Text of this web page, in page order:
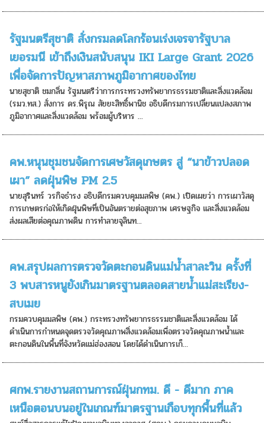
รัฐมนตรีสุชาติ สั่งกรมลดโลกร้อนเร่งเจรจารัฐบาล
เยอรมนี เข้าถึงเงินสนับสนุน IKI Large Grant 2026
เพื่อจัดการปัญหาสภาพภูมิอากาศของไทย
นายสุชาติ ชมกลิ่น รัฐมนตรีว่าการกระทรวงทรัพยากรธรรมชาติและสิ่งแวดล้อม
(รมว.ทส.) สั่งการ ดร.พิรุณ สัยยะสิทธิ์พานิช อธิบดีกรมการเปลี่ยนแปลงสภาพ
ภูมิอากาศและสิ่งแวดล้อม พร้อมผู้บริหาร ...
คพ.หนุนชุมชนจัดการเศษวัสดุเกษตร สู่ “นาข้าวปลอด
เผา” ลดฝุ่นพิษ PM 2.5
นายสุรินทร์ วรกิจธำรง อธิบดีกรมควบคุมมลพิษ (คพ.) เปิดเผยว่า การเผาวัสดุ
การเกษตรก่อให้เกิดฝุ่นพิษที่เป็นอันตรายต่อสุขภาพ เศรษฐกิจ และสิ่งแวดล้อม
ส่งผลเสียต่อคุณภาพดิน การทำลายจุลินท...
คพ.สรุปผลการตรวจวัดตะกอนดินแม่น้ำสาละวิน ครั้งที่
3 พบสารหนูยังเกินมาตรฐานตลอดสายน้ำแม่สะเรียง-
สบเมย
กรมควบคุมมลพิษ (คพ.) กระทรวงทรัพยากรธรรมชาติและสิ่งแวดล้อม ได้
ดำเนินการกำหนดจุดตรวจวัดคุณภาพสิ่งแวดล้อมเพื่อตรวจวัดคุณภาพน้ำและ
ตะกอนดินในพื้นที่จังหวัดแม่ฮ่องสอน โดยได้ดำเนินการเก็...
ศกพ.รายงานสถานการณ์ฝุ่นกทม. ดี - ดีมาก ภาค
เหนือตอนบนอยู่ในเกณฑ์มาตรฐานเกือบทุกพื้นที่แล้ว